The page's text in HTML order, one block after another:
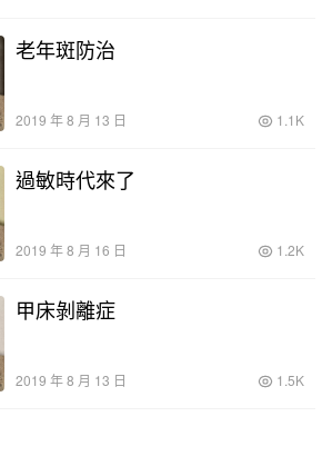
老年斑防治
2019 年 8 月 13 日 1.1K
過敏時代來了
2019 年 8 月 16 日 1.2K
甲床剝離症
2019 年 8 月 13 日 1.5K